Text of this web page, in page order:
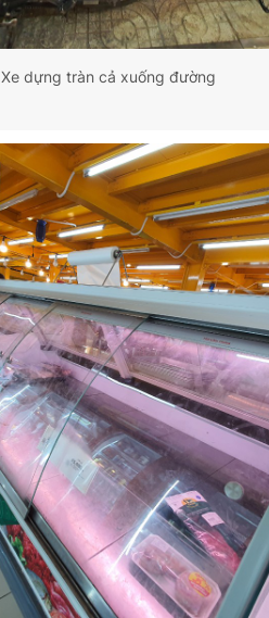
Xe dựng tràn cả xuống đường